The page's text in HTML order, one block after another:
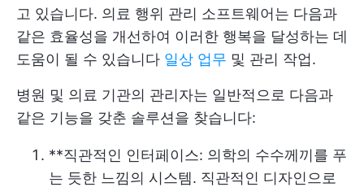
고 있습니다. 의료 행위 관리 소프트웨어는 다음과
같은 효율성을 개선하여 이러한 행복을 달성하는 데
도움이 될 수 있습니다 일상 업무 및 관리 작업.
병원 및 의료 기관의 관리자는 일반적으로 다음과
같은 기능을 갖춘 솔루션을 찾습니다:
**직관적인 인터페이스: 의학의 수수께끼를 푸
는 듯한 느낌의 시스템. 직관적인 디자인으로